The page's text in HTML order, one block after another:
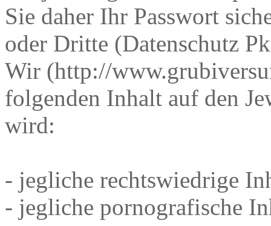
Sie daher Ihr Passwort
oder Dritte (Datenschutz
Wir (http://
folgenden Inhalt auf den
wird:
- jegliche rechtswiedrige
- jegliche pornografische